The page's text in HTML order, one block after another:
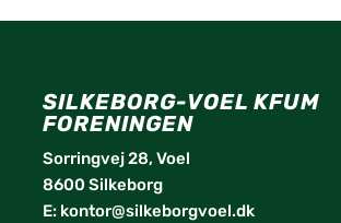
SILKEBORG-VOEL KFUM
FORENINGEN
Sorringvej 28, Voel
8600 Silkeborg
E: kontor@silkeborgvoel.dk